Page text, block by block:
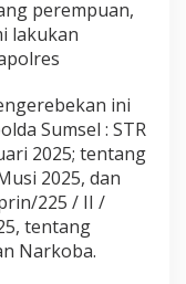
perempuan,
lakukan
ini
Sumsel : STR
2025; tentang
2025, dan
225 / II /
tentang
Narkoba.